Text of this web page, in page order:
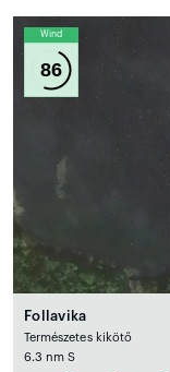
Wind
86
Follavika
Természetes kikötő
6.3 nm S